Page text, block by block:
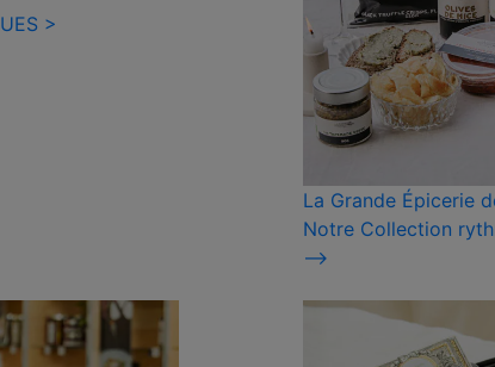
>
La Grande Épicerie
Notre Collection
⟶